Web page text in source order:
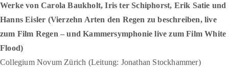
Werke von Carola Baukholt, Iris ter Schiphorst, Erik Satie und
Hanns Eisler (Vierzehn Arten den Regen zu beschreiben, live
zum Film Regen – undKammersymphonie live zum FilmWhite
Flood)
Collegium Novum Zürich (Leitung: Jonathan Stockhammer)